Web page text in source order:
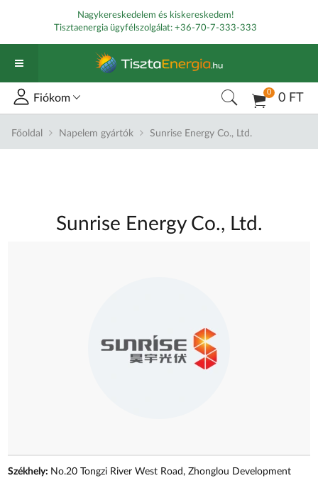
Nagykereskedelem és kiskereskedem!
Tisztaenergia ügyfélszolgálat: +36-70-7-333-333
0 0 FT
Fiókom
Főoldal Napelem gyártók Sunrise Energy Co., Ltd.
Sunrise Energy Co., Ltd.
Székhely: No.20 Tongzi River West Road, Zhonglou Development